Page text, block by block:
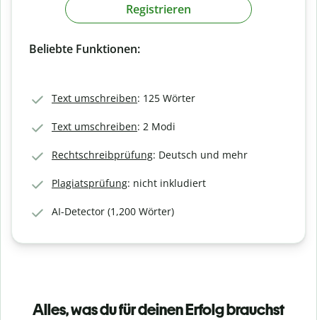
Registrieren
Beliebte Funktionen:
Text umschreiben: 125 Wörter
Text umschreiben: 2 Modi
Rechtschreibprüfung: Deutsch und mehr
Plagiatsprüfung: nicht inkludiert
AI-Detector (1,200 Wörter)
Alles, was du für deinen Erfolg brauchst